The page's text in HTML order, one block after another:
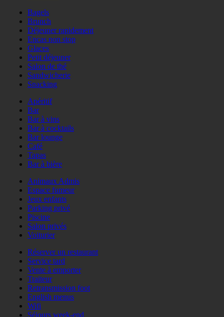
Bagels
Brunch
Déjeuner rapidement
Encas non stop
Glaces
Petit déjeuner
Salon de thé
Sandwicherie
Snacking
Apéritif
Bar
Bar à vins
Bar à cocktails
Bar lounge
Café
Tapas
Bar à bière
Animaux Admis
Espace fumeur
Jeux enfants
Parking privé
Piscine
Salon privés
Voiturier
Réserver un restaurant
Service tard
Vente à emporter
Traiteur
Retransmission foot
English menus
Wifi
Séjours week-end